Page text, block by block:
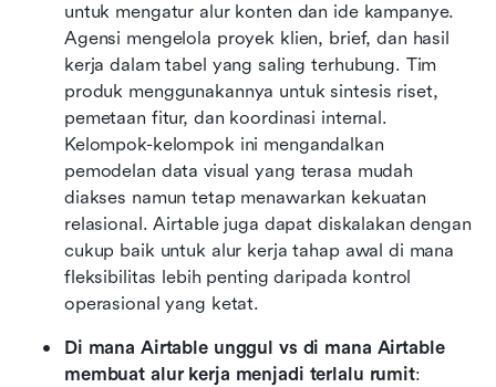
untuk mengatur alur konten dan ide kampanye.
Agensi mengelola proyek klien, brief, dan hasil
kerja dalam tabel yang saling terhubung. Tim
produk menggunakannya untuk sintesis riset,
pemetaan fitur, dan koordinasi internal.
Kelompok-kelompok ini mengandalkan
pemodelan data visual yang terasa mudah
diakses namun tetap menawarkan kekuatan
relasional. Airtable juga dapat diskalakan dengan
cukup baik untuk alur kerja tahap awal di mana
fleksibilitas lebih penting daripada kontrol
operasional yang ketat.
Di mana Airtable unggul vs di mana Airtable
membuat alur kerja menjadi terlalu rumit: